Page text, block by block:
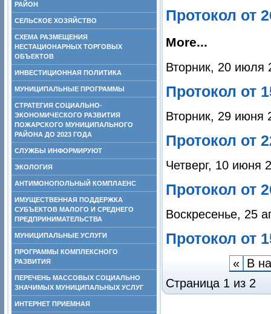
РАЙОН
СЕЛЬСКОЕ ХОЗЯЙСТВО
СХЕМА РАЗМЕЩЕНИЯ
НЕСТАЦИОНАРНЫХ ТОРГОВЫХ
ОБЪЕКТОВ
ИНВЕСТИЦИОННАЯ ПОЛИТИКА
МУНИЦИПАЛЬНЫЕ ПРОГРАММЫ
СТРАТЕГИЯ СОЦИАЛЬНО-
ЭКОНОМИЧЕСКОГО РАЗВИТИЯ
ПОЖАРСКОГО МУНИЦИПАЛЬНОГО
РАЙОНА ДО 2023 ГОДА
СЛУЖБЫ ИНФОРМИРУЮТ
ЭКОЛОГИЯ
АНТИМОНОПОЛЬНЫЙ КОМПЛАЕНС
ИМУЩЕСТВЕННАЯ ПОДДЕРЖКА
СУБЪЕКТОВ МАЛОГО И СРЕДНЕГО
ПРЕДПРИНИМАТЕЛЬСТВА
МУНИЦИПАЛЬНЫЕ УСЛУГИ
ПРОГРАММЫ КОМПЛЕКСНОГО
РАЗВИТИЯ
ПЕРЕЧЕНЬ МАССОВЫХ СОЦИАЛЬНО
ЗНАЧИМЫХ МУНИЦИПАЛЬНЫХ УСЛУГ
ИНТЕРНЕТ ПРИЕМНАЯ
Протокол от
More...
Вторник, 20 июля
Протокол от
Вторник, 29 июня
Протокол от
Четверг, 10 июня
Протокол от
Воскресенье, 25
Протокол от
«
В
Страница 1 из 2